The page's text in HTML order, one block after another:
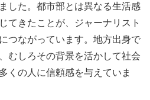
した。都市部とは異なる生活感
てきたことが、ジャーナリスト
つながっています。地方出身で
むしろその背景を活かして社会
くの人に信頼感を与えていま